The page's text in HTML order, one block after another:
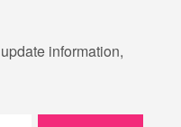
information,